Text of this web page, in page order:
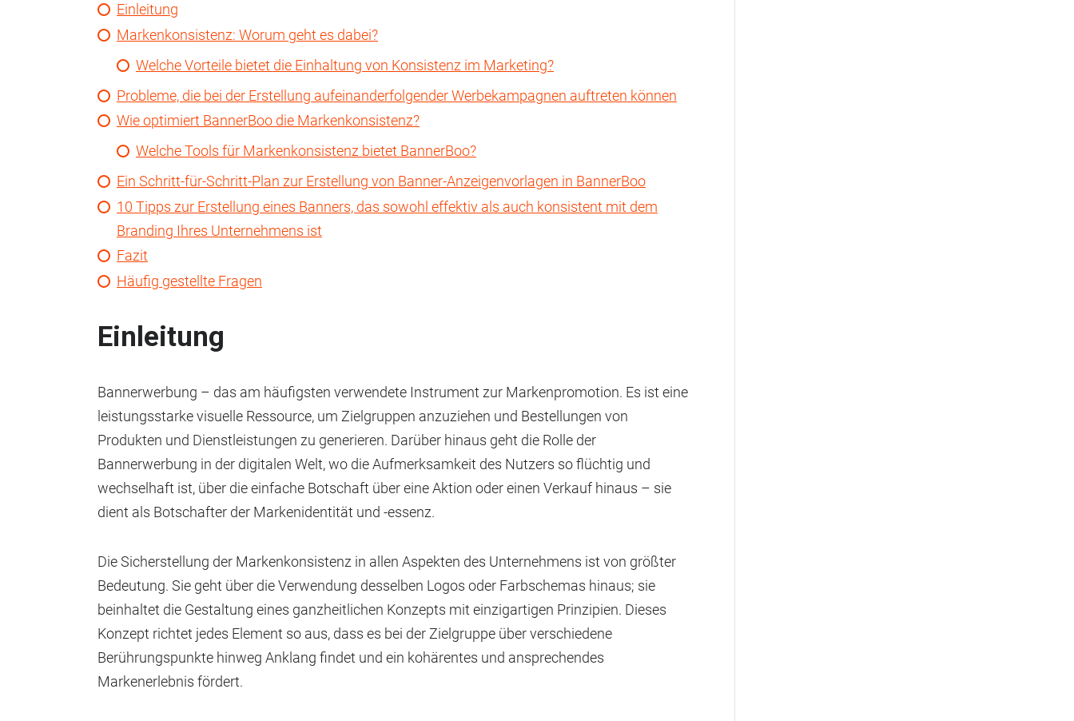
Einleitung
Markenkonsistenz: Worum geht es dabei?
Welche Vorteile bietet die Einhaltung von Konsistenz im Marketing?
Probleme, die bei der Erstellung aufeinanderfolgender Werbekampagnen auftreten können
Wie optimiert BannerBoo die Markenkonsistenz?
Welche Tools für Markenkonsistenz bietet BannerBoo?
Ein Schritt-für-Schritt-Plan zur Erstellung von Banner-Anzeigenvorlagen in BannerBoo
10 Tipps zur Erstellung eines Banners, das sowohl effektiv als auch konsistent mit dem
Branding Ihres Unternehmens ist
Fazit
Häufig gestellte Fragen
Einleitung
Bannerwerbung – das am häufigsten verwendete Instrument zur Markenpromotion. Es ist eine
leistungsstarke visuelle Ressource, um Zielgruppen anzuziehen und Bestellungen von
Produkten und Dienstleistungen zu generieren. Darüber hinaus geht die Rolle der
Bannerwerbung in der digitalen Welt, wo die Aufmerksamkeit des Nutzers so flüchtig und
wechselhaft ist, über die einfache Botschaft über eine Aktion oder einen Verkauf hinaus – sie
dient als Botschafter der Markenidentität und -essenz.
Die Sicherstellung der Markenkonsistenz in allen Aspekten des Unternehmens ist von größter
Bedeutung. Sie geht über die Verwendung desselben Logos oder Farbschemas hinaus; sie
beinhaltet die Gestaltung eines ganzheitlichen Konzepts mit einzigartigen Prinzipien. Dieses
Konzept richtet jedes Element so aus, dass es bei der Zielgruppe über verschiedene
Berührungspunkte hinweg Anklang findet und ein kohärentes und ansprechendes
Markenerlebnis fördert.